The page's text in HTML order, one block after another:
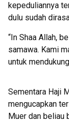
kepeduliannya
dulu sudah
“In Shaa Allah,
samawa. Kami
untuk
Sementara Haji
mengucapkan
Muer dan beliau